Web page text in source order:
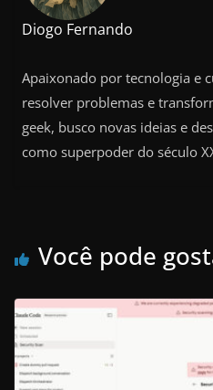
Diogo Fernando
Apaixonado por tecnologia e
resolver problemas e
geek, busco novas ideias e
como superpoder do século
Você pode